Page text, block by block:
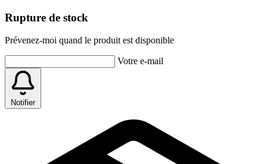
Rupture de stock
Prévenez-moi quand le produit est disponible
Votre e-mail
Notifier